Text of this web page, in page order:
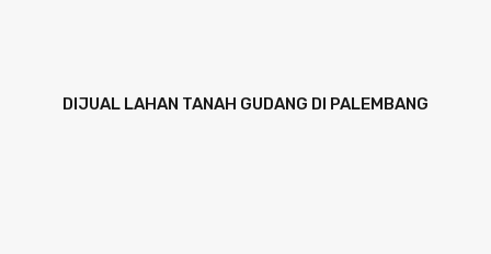
DIJUAL LAHAN TANAH GUDANG DI PALEMBANG